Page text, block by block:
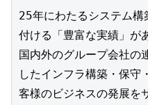
25年にわたるシステム
付ける「豊富な実績」が
国内外のグループ会社の
したインフラ構築・保守
客様のビジネスの発展を